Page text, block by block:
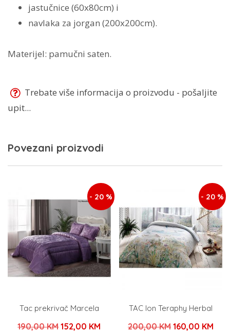
jastučnice (60x80cm) i
navlaka za jorgan (200x200cm).
Materijel: pamučni saten.
Trebate više informacija o proizvodu - pošaljite
upit...
Povezani proizvodi
- 20 %
Tac prekrivač Marcela
190,00KMIzvorna
152,00 KM Trenutna
- 20 %
TAC Ion Teraphy Herbal
200,00KMIzvorna
160,00 KM